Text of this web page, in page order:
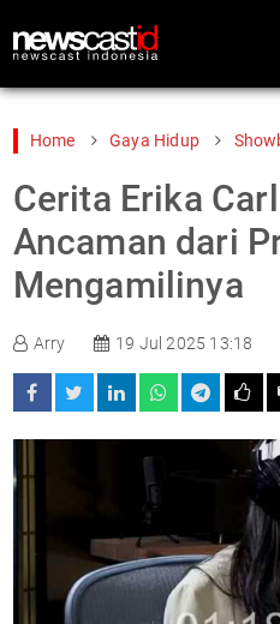
Home
Games
Home Gaya Hidup
Cerita Erika
Ancaman dari
Mengamilinya
Arry 19 Jul 2025 13:18